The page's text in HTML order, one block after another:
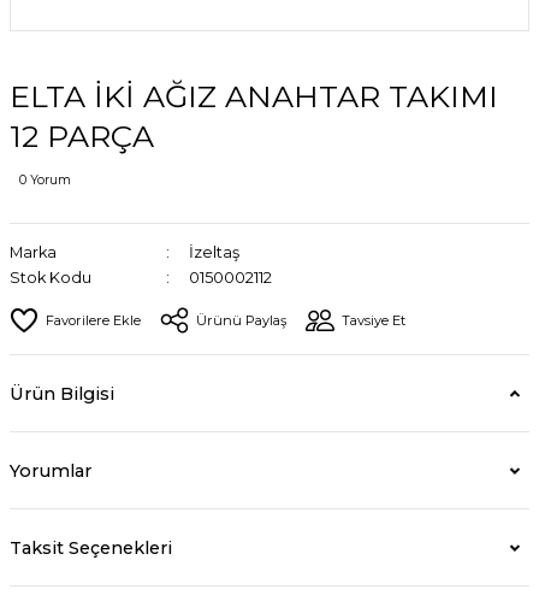
ELTA İKİ AĞIZ ANAHTAR TAKIMI
12 PARÇA
0 Yorum
Marka
İzeltaş
Stok Kodu
0150002112
Ürünü Paylaş Tavsiye Et
Ürün Bilgisi
Yorumlar
Taksit Seçenekleri